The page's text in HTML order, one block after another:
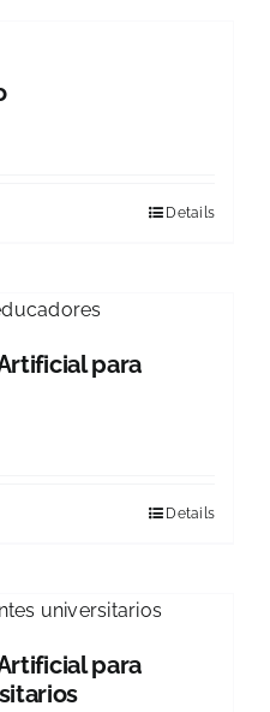
Details
para
Details
para